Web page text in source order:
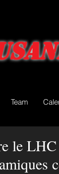
Team
le LHC